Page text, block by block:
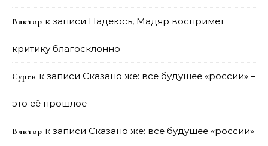
Виктор к записи Надеюсь, Мадяр воспримет
критику благосклонно
Сурен к записи Сказано же: всё будущее «россии» –
это её прошлое
Виктор к записи Сказано же: всё будущее «россии»